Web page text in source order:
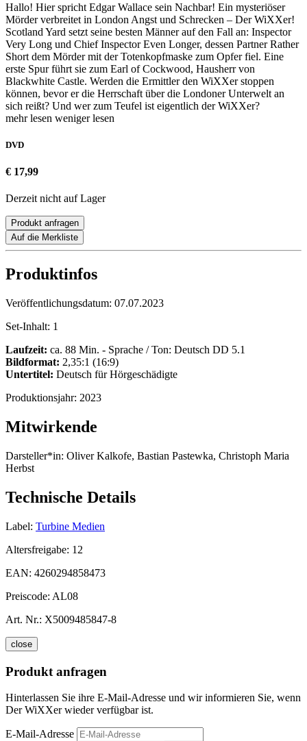
Hallo! Hier spricht Edgar Wallace sein Nachbar! Ein mysteriöser
Mörder verbreitet in London Angst und Schrecken – Der WiXXer!
Scotland Yard setzt seine besten Männer auf den Fall an: Inspector
Very Long und Chief Inspector Even Longer, dessen Partner Rather
Short dem Mörder mit der Totenkopfmaske zum Opfer fiel. Eine
erste Spur führt sie zum Earl of Cockwood, Hausherr von
Blackwhite Castle. Werden die Ermittler den WiXXer stoppen
können, bevor er die Herrschaft über die Londoner Unterwelt an
sich reißt? Und wer zum Teufel ist eigentlich der WiXXer?
mehr lesen weniger lesen
DVD
€ 17,99
Derzeit nicht auf Lager
Produkt anfragen
Auf die Merkliste
Produktinfos
Veröffentlichungsdatum: 07.07.2023
Set-Inhalt: 1
Laufzeit: ca. 88 Min. - Sprache / Ton: Deutsch DD 5.1
Bildformat: 2,35:1 (16:9)
Untertitel: Deutsch für Hörgeschädigte
Produktionsjahr: 2023
Mitwirkende
Darsteller*in: Oliver Kalkofe, Bastian Pastewka, Christoph Maria
Herbst
Technische Details
Label: Turbine Medien
Altersfreigabe: 12
EAN: 4260294858473
Preiscode: AL08
Art. Nr.: X5009485847-8
close
Produkt anfragen
Hinterlassen Sie ihre E-Mail-Adresse und wir informieren Sie, wenn
Der WiXXer wieder verfügbar ist.
E-Mail-Adresse